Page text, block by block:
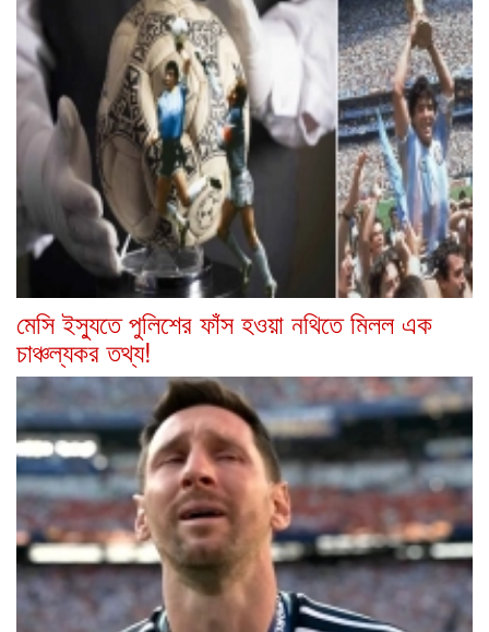
মেসি ইস্যুতে পুলিশের ফাঁস হওয়া নথিতে মিলল এক
চাঞ্চল্যকর তথ্য!